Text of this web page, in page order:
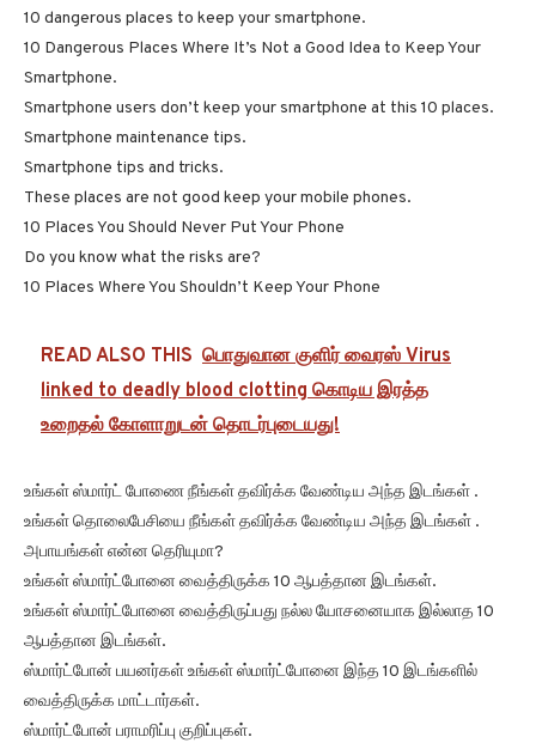
10 dangerous places to keep your smartphone.
10 Dangerous Places Where It’s Not a Good Idea to Keep Your
Smartphone.
Smartphone users don’t keep your smartphone at this 10 places.
Smartphone maintenance tips.
Smartphone tips and tricks.
These places are not good keep your mobile phones.
10 Places You Should Never Put Your Phone
Do you know what the risks are?
10 Places Where You Shouldn’t Keep Your Phone
READ ALSO THIS பொதுவான குளிர் வைரஸ் Virus
linked to deadly blood clotting கொடிய இரத்த
உறைதல் கோளாறுடன் தொடர்புடையது!
உங்கள் ஸ்மார்ட் போணை நீங்கள் தவிர்க்க வேண்டிய அந்த இடங்கள் .
உங்கள் தொலைபேசியை நீங்கள் தவிர்க்க வேண்டிய அந்த இடங்கள் .
அபாயங்கள் என்ன தெரியுமா?
உங்கள் ஸ்மார்ட்போனை வைத்திருக்க 10 ஆபத்தான இடங்கள்.
உங்கள் ஸ்மார்ட்போனை வைத்திருப்பது நல்ல யோசனையாக இல்லாத 10
ஆபத்தான இடங்கள்.
ஸ்மார்ட்போன் பயனர்கள் உங்கள் ஸ்மார்ட்போனை இந்த 10 இடங்களில்
வைத்திருக்க மாட்டார்கள்.
ஸ்மார்ட்போன் பராமரிப்பு குறிப்புகள்.